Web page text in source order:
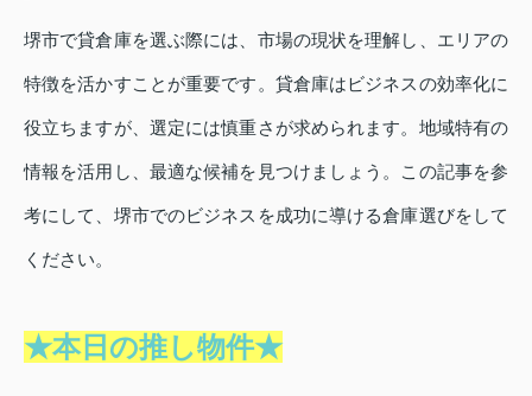
堺市で貸倉庫を選ぶ際には、市場の現状を理解し、エリアの
特徴を活かすことが重要です。貸倉庫はビジネスの効率化に
役立ちますが、選定には慎重さが求められます。地域特有の
情報を活用し、最適な候補を見つけましょう。この記事を参
考にして、堺市でのビジネスを成功に導ける倉庫選びをして
ください。
★本日の推し物件★